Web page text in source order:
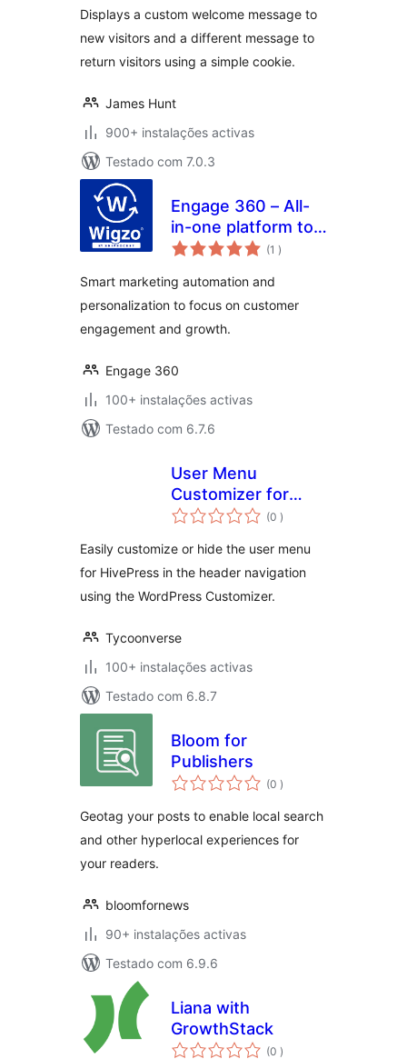
Displays a custom welcome message to
new visitors and a different message to
return visitors using a simple cookie.
James Hunt
900+ instalações activas
Testado com 7.0.3
Engage 360 – All-
in-one platform to
convert, retain and
(1 classificações
)
Smart marketing automation and
personalization to focus on customer
engagement and growth.
Engage 360
100+ instalações activas
Testado com 6.7.6
User Menu
Customizer for
HivePress
(0 classificações
)
Easily customize or hide the user menu
for HivePress in the header navigation
using the WordPress Customizer.
Tycoonverse
100+ instalações activas
Testado com 6.8.7
Bloom for
Publishers
(0 classificações
)
Geotag your posts to enable local search
and other hyperlocal experiences for
your readers.
bloomfornews
90+ instalações activas
Testado com 6.9.6
Liana with
GrowthStack
(0 classificações
)